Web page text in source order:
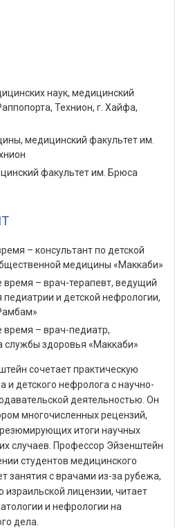
наук, медицинский
Технион, г. Хайфа,
медицинский факультет им.
факультет им. Брюса
– консультант по детской
медицины «Маккаби»
время – врач-терапевт, ведущий
педиатрии и детской нефрологии,
время – врач-педиатр,
службы здоровья «Маккаби»
сочетает практическую
и детского нефролога с научно-
деятельностью. Он
многочисленных рецензий,
итоги научных
случаев. Профессор Эйзенштейн
студентов медицинского
занятия с врачами из-за рубежа,
лицензии, читает
и нефрологии на
дела.